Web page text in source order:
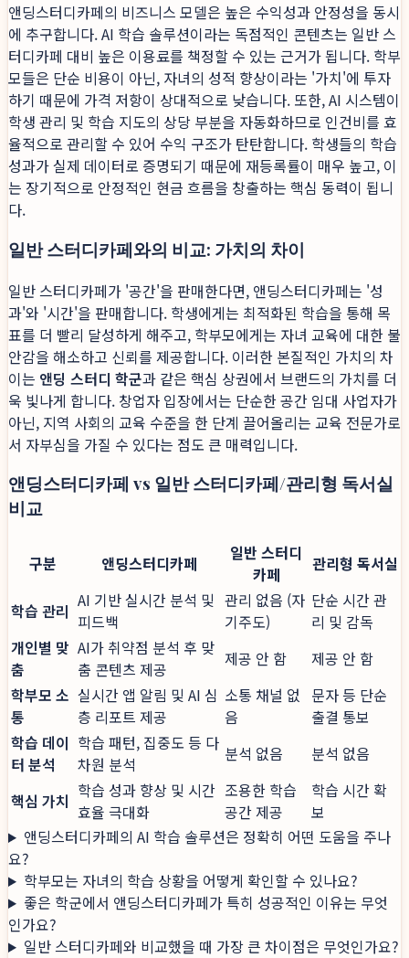
앤딩스터디카페의 비즈니스 모델은 높은 수익성과 안정성을 동시
에 추구합니다. AI 학습 솔루션이라는 독점적인 콘텐츠는 일반 스
터디카페 대비 높은 이용료를 책정할 수 있는 근거가 됩니다. 학부
모들은 단순 비용이 아닌, 자녀의 성적 향상이라는 '가치'에 투자
하기 때문에 가격 저항이 상대적으로 낮습니다. 또한, AI 시스템이
학생 관리 및 학습 지도의 상당 부분을 자동화하므로 인건비를 효
율적으로 관리할 수 있어 수익 구조가 탄탄합니다. 학생들의 학습
성과가 실제 데이터로 증명되기 때문에 재등록률이 매우 높고, 이
는 장기적으로 안정적인 현금 흐름을 창출하는 핵심 동력이 됩니
다.
일반 스터디카페와의 비교: 가치의 차이
일반 스터디카페가 '공간'을 판매한다면, 앤딩스터디카페는 '성
과'와 '시간'을 판매합니다. 학생에게는 최적화된 학습을 통해 목
표를 더 빨리 달성하게 해주고, 학부모에게는 자녀 교육에 대한 불
안감을 해소하고 신뢰를 제공합니다. 이러한 본질적인 가치의 차
이는 앤딩 스터디 학군과 같은 핵심 상권에서 브랜드의 가치를 더
욱 빛나게 합니다. 창업자 입장에서는 단순한 공간 임대 사업자가
아닌, 지역 사회의 교육 수준을 한 단계 끌어올리는 교육 전문가로
서 자부심을 가질 수 있다는 점도 큰 매력입니다.
앤딩스터디카페 vs 일반 스터디카페/관리형 독서실
비교
구분 앤딩스터디카페
일반 스터디
카페
관리형 독서실
학습 관리 AI 기반 실시간 분석 및
피드백
관리 없음 (자
기주도)
단순 시간 관
리 및 감독
개인별 맞
춤
AI가 취약점 분석 후 맞
춤 콘텐츠 제공
제공 안 함
제공 안 함
학부모 소
통
실시간 앱 알림 및 AI 심
층 리포트 제공
소통 채널 없
음
문자 등 단순
출결 통보
학습 데이
터 분석
학습 패턴, 집중도 등 다
차원 분석
분석 없음 분석 없음
핵심 가치 학습 성과 향상 및 시간
효율 극대화
조용한 학습
공간 제공
학습 시간 확
보
앤딩스터디카페의 AI 학습 솔루션은 정확히 어떤 도움을 주나
요?
학부모는 자녀의 학습 상황을 어떻게 확인할 수 있나요?
좋은 학군에서 앤딩스터디카페가 특히 성공적인 이유는 무엇
인가요?
일반 스터디카페와 비교했을 때 가장 큰 차이점은 무엇인가요?